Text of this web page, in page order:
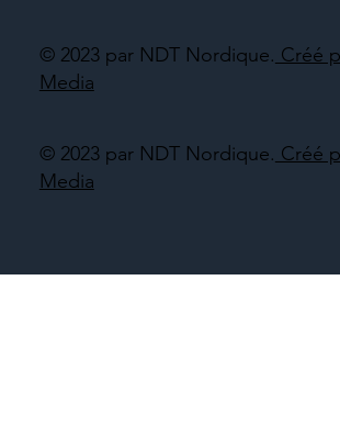
© 2023 par NDT Nordique. Créé
Media
© 2023 par NDT Nordique. Créé
Media